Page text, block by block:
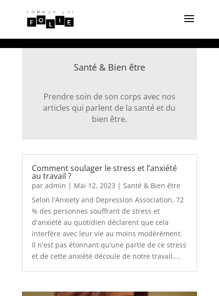
Santé & Bien être
Prendre soin de son corps avec nos
articles qui parlent de la santé et du
bien être.
Comment soulager le stress et l’anxiété
au travail ?
par admin | Mai 12, 2023 | Santé & Bien être
Selon l'Anxiety and Depression Association, 72
% des personnes souffrant de stress et
d'anxiété au quotidien déclarent que cela
interfère avec leur vie au moins modérément.
Il n'est pas étonnant qu'une partie de ce stress
et de cette anxiété découle de notre travail....